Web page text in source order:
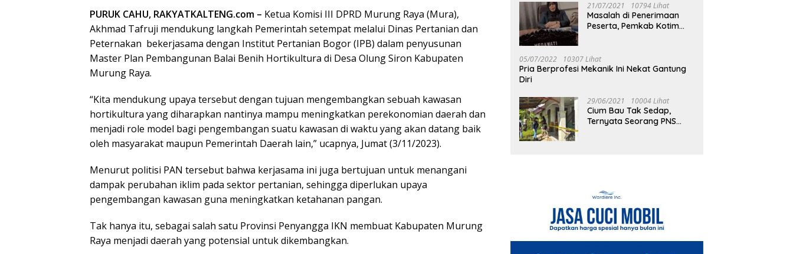
PURUK CAHU, RAKYATKALTENG.com – Ketua Komisi III DPRD Murung Raya (Mura),
Akhmad Tafruji mendukung langkah Pemerintah setempat melalui Dinas Pertanian dan
Peternakan bekerjasama dengan Institut Pertanian Bogor (IPB) dalam penyusunan
Master Plan Pembangunan Balai Benih Hortikultura di Desa Olung Siron Kabupaten
Murung Raya.
“Kita mendukung upaya tersebut dengan tujuan mengembangkan sebuah kawasan
hortikultura yang diharapkan nantinya mampu meningkatkan perekonomian daerah dan
menjadi role model bagi pengembangan suatu kawasan di waktu yang akan datang baik
oleh masyarakat maupun Pemerintah Daerah lain,” ucapnya, Jumat (3/11/2023).
Menurut politisi PAN tersebut bahwa kerjasama ini juga bertujuan untuk menangani
dampak perubahan iklim pada sektor pertanian, sehingga diperlukan upaya
pengembangan kawasan guna meningkatkan ketahanan pangan.
Tak hanya itu, sebagai salah satu Provinsi Penyangga IKN membuat Kabupaten Murung
Raya menjadi daerah yang potensial untuk dikembangkan.
21/07/2021 10794 Lihat
Masalah di Penerimaan
Peserta, Pemkab Kotim
05/07/2022 10307 Lihat
Pria Berprofesi Mekanik Ini Nekat Gantung
Diri
29/06/2021 10004 Lihat
Cium Bau Tak Sedap,
Ternyata Seorang PNS